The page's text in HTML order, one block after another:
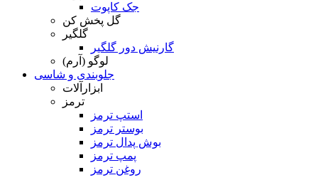
جک کاپوت
گل پخش کن
گلگیر
گارنیش دور گلگیر
لوگو (آرم)
جلوبندی و شاسی
ابزارآلات
ترمز
استپ ترمز
بوستر ترمز
بوش پدال ترمز
پمپ ترمز
روغن ترمز